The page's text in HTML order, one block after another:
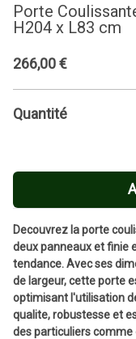
Porte
H204 x L83 cm
266,00€
Quantité
Decouvrez la porte
deux panneaux et finie
tendance. Avec ses
de largeur, cette porte
optimisant l'utilisation
qualite, robustesse et
des particuliers comme